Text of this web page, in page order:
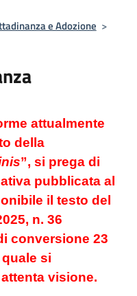
e Adozione >
attualmente
della
”, si prega di
pubblicata al
il testo del
n. 36
conversione 23
si
visione.